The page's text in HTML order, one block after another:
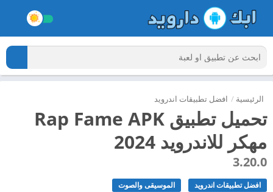
الرئيسية / افضل تطبيقات اندرويد
تحميل تطبيق Rap Fame APK
مهكر للاندرويد 2024
3.20.0
افضل تطبيقات اندرويد الموسيقى والصوت